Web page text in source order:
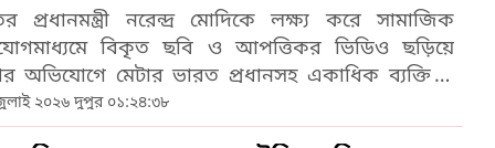
প্রধানমন্ত্রী নরেন্দ্র মোদিকে লক্ষ্য করে সামাজিক
বিকৃত ছবি ও আপত্তিকর ভিডিও ছড়িয়ে
অভিযোগে মেটার ভারত প্রধানসহ একাধিক ব্যক্তি ও
বিরুদ্ধে মামলা করেছে হায়দরাবাদ সাইবার
দমন পুলিশ।পুলিশ জানিয়েছে, ফেসবুক ও ইনস্টাগ্রামে
২০২৬ দুপুর ০১:২৪:৩৮